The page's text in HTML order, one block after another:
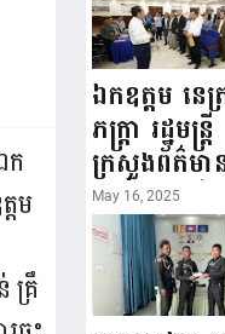
ក
តម
គ្រឹ
ឯកឧត្តម នេត្
ភក្ត្រា រដ្ឋមន្ត្រី
ក្រសួងព័ត៌មា
រសៀលថ្ងៃទី១
ឧសភា
ឆ្នាំ២០២៥ន
បានអញ្ជើញចុ
May 16, 2025